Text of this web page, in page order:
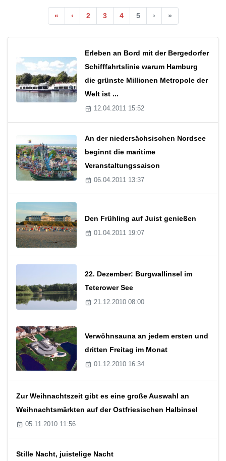
« ‹ 2 3 4 5 › »
Erleben an Bord mit der Bergedorfer
Schifffahrtslinie warum Hamburg
die grünste Millionen Metropole der
Welt ist ...
12.04.2011 15:52
An der niedersächsischen Nordsee
beginnt die maritime
Veranstaltungssaison
06.04.2011 13:37
Den Frühling auf Juist genießen
01.04.2011 19:07
22. Dezember: Burgwallinsel im
Teterower See
21.12.2010 08:00
Verwöhnsauna an jedem ersten und
dritten Freitag im Monat
01.12.2010 16:34
Zur Weihnachtszeit gibt es eine große Auswahl an
Weihnachtsmärkten auf der Ostfriesischen Halbinsel
05.11.2010 11:56
Stille Nacht, juistelige Nacht